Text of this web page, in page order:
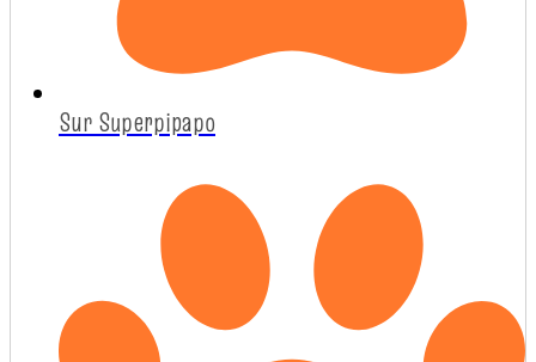
Sur Superpipapo